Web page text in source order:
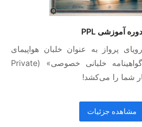
دوره آموزشی PPL
پرواز به عنوان خلبان هواپیمای
تک‌موتوره هستید، «گواهینامه خلبانی خصوصی» (Private
مشاهده جزئیات